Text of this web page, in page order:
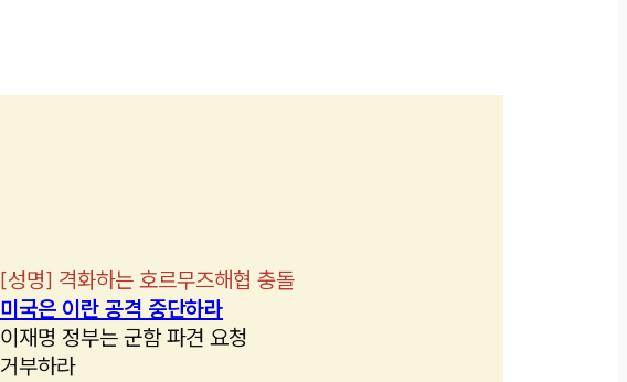
[성명] 격화하는 호르무즈해협 충돌
미국은 이란 공격 중단하라
이재명 정부는 군함 파견 요청
거부하라